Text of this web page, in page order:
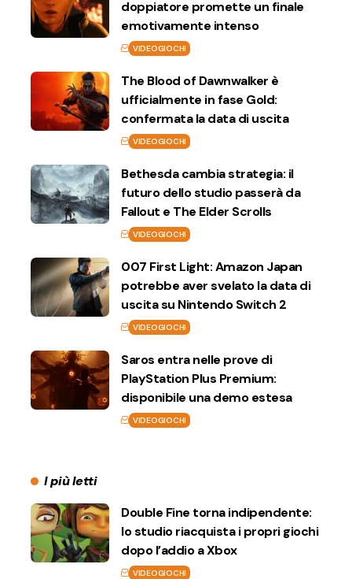
doppiatore promette un finale
emotivamente intenso
VIDEOGIOCHI
The Blood of Dawnwalker è
ufficialmente in fase Gold:
confermata la data di uscita
VIDEOGIOCHI
Bethesda cambia strategia: il
futuro dello studio passerà da
Fallout e The Elder Scrolls
VIDEOGIOCHI
007 First Light: Amazon Japan
potrebbe aver svelato la data di
uscita su Nintendo Switch 2
VIDEOGIOCHI
Saros entra nelle prove di
PlayStation Plus Premium:
disponibile una demo estesa
VIDEOGIOCHI
I più letti
Double Fine torna indipendente:
lo studio riacquista i propri giochi
dopo l’addio a Xbox
VIDEOGIOCHI